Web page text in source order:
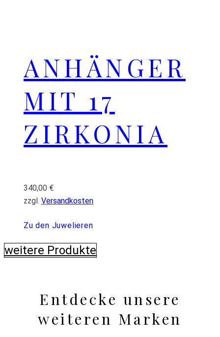
ANHÄNGER
MIT 17
ZIRKONIA
340,00 €
zzgl. Versandkosten
Zu den Juwelieren
weitere Produkte
Entdecke unsere
weiteren Marken